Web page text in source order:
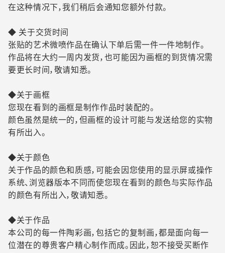
在这种情况下，我们稍后会通知您额外付款。
◆ 关于交货时间
张贴的艺术微喷作品在确认下单后需一件一件地制作。
作品将在大约一周内发货，也可能因为画框的到货情况需
要更长时间，敬请知悉。
◆关于画框
您现在看到的画框是制作作品时装配的。
颜色虽然是统一的，但画框的设计可能与发送给您的实物
有所出入。
◆关于颜色
关于作品的颜色和质感，可能会因您使用的显示屏或操作
系统、浏览器版本不同而使您现在看到的颜色与实际作品
的颜色有所出入，敬请知悉。
◆关于作品
本公司的每一件陶彩画，包括它的复制画，都是面向每一
位潜在的尊贵客户精心制作而成。因此，恕不接受买断作